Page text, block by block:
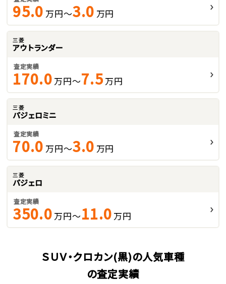
95.0 万円～3.0 万円
三菱
アウトランダー
査定実績
170.0 万円～7.5万円
三菱
パジェロミニ
査定実績
70.0 万円～3.0 万円
三菱
パジェロ
査定実績
350.0 万円～11.0 万円
ＳＵＶ・クロカン(黒)の人気車種
の査定実績